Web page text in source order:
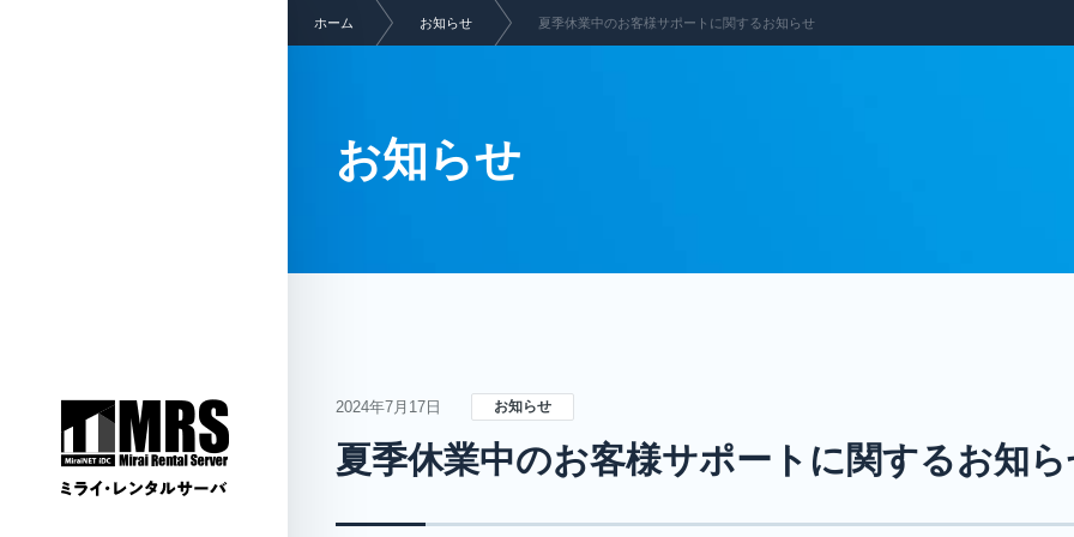
ホーム お知らせ 夏季休業中のお客様サポートに関するお知らせ
お知らせ
2024年7月17日 お知らせ
夏季休業中のお客様サポートに関するお知